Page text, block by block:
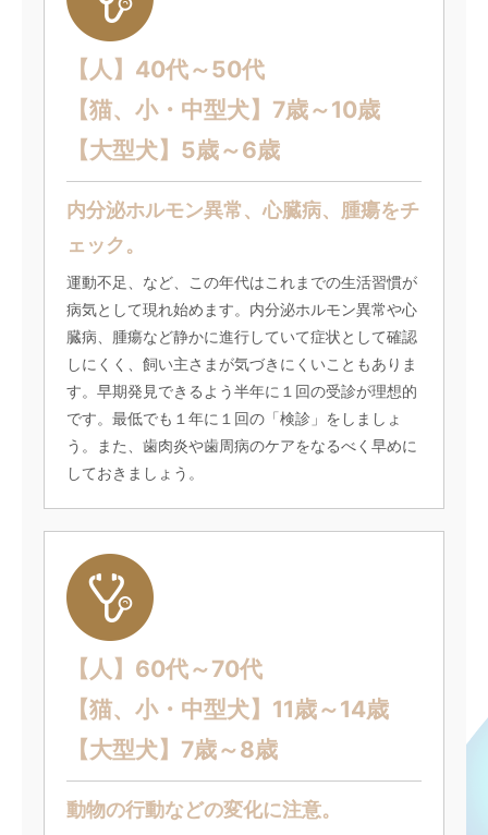
【人】40代～50代
【猫、小・中型犬】7歳～10歳
【大型犬】5歳～6歳
内分泌ホルモン異常、心臓病、腫瘍をチ
ェック。
運動不足、など、この年代はこれまでの生活習慣が
病気として現れ始めます。内分泌ホルモン異常や心
臓病、腫瘍など静かに進行していて症状として確認
しにくく、飼い主さまが気づきにくいこともありま
す。早期発見できるよう半年に１回の受診が理想的
です。最低でも１年に１回の「検診」をしましょ
う。また、歯肉炎や歯周病のケアをなるべく早めに
しておきましょう。
【人】60代～70代
【猫、小・中型犬】11歳～14歳
【大型犬】7歳～8歳
動物の行動などの変化に注意。